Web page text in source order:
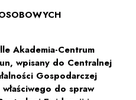
Akademia-Centrum
wpisany do Centralnej
Gospodarczej
do spraw